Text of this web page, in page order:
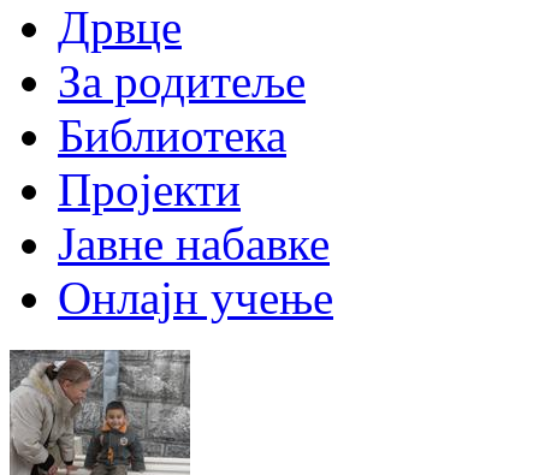
Дрвце
За родитеље
Библиотека
Пројекти
Јавне набавке
Онлајн учење